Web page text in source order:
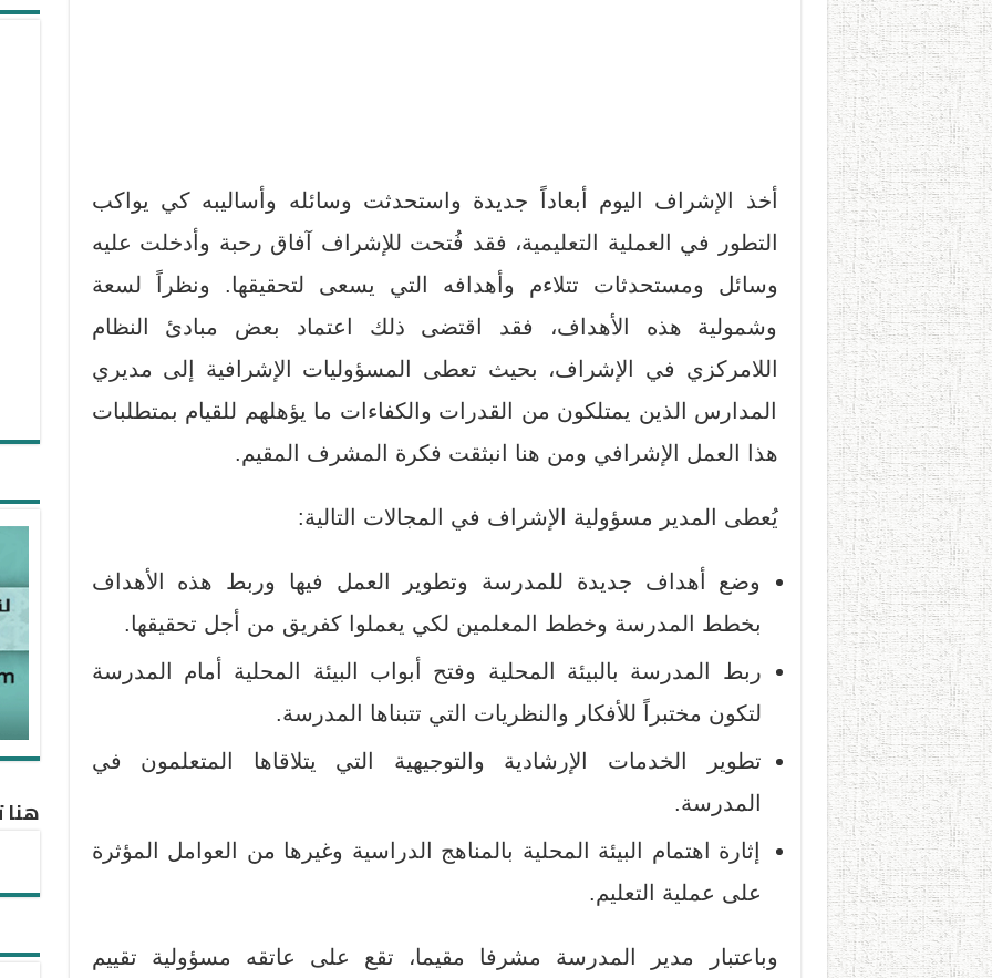
أخذ الإشراف اليوم أبعاداً جديدة واستحدثت وسائله وأساليبه كي يواكب
التطور في العملية التعليمية، فقد فُتحت للإشراف آفاق رحبة وأدخلت عليه
وسائل ومستحدثات تتلاءم وأهدافه التي يسعى لتحقيقها. ونظراً لسعة
وشمولية هذه الأهداف، فقد اقتضى ذلك اعتماد بعض مبادئ النظام
اللامركزي في الإشراف، بحيث تعطى المسؤوليات الإشرافية إلى مديري
المدارس الذين يمتلكون من القدرات والكفاءات ما يؤهلهم للقيام بمتطلبات
هذا العمل الإشرافي ومن هنا انبثقت فكرة المشرف المقيم.
يُعطى المدير مسؤولية الإشراف في المجالات التالية:
وضع أهداف جديدة للمدرسة وتطوير العمل فيها وربط هذه الأهداف
بخطط المدرسة وخطط المعلمين لكي يعملوا كفريق من أجل تحقيقها.
ربط المدرسة بالبيئة المحلية وفتح أبواب البيئة المحلية أمام المدرسة
لتكون مختبراً للأفكار والنظريات التي تتبناها المدرسة.
تطوير الخدمات الإرشادية والتوجيهية التي يتلاقاها المتعلمون في
المدرسة.
إثارة اهتمام البيئة المحلية بالمناهج الدراسية وغيرها من العوامل المؤثرة
على عملية التعليم.
وباعتبار مدير المدرسة مشرفا مقيما، تقع على عاتقه مسؤولية تقييم
هنا